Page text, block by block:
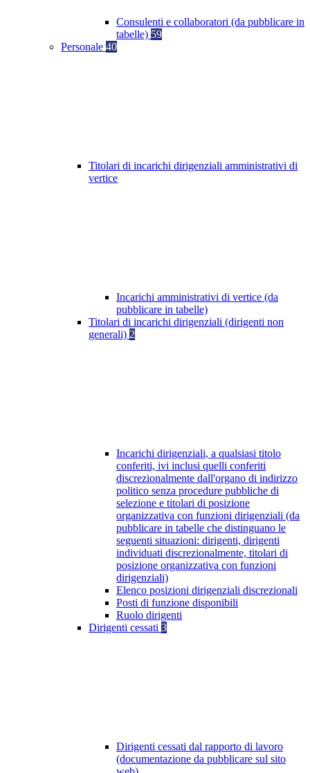
Consulenti e collaboratori (da pubblicare in
tabelle) 59
Personale 40
Titolari di incarichi dirigenziali amministrativi di
vertice
Incarichi amministrativi di vertice (da
pubblicare in tabelle)
Titolari di incarichi dirigenziali (dirigenti non
generali) 2
Incarichi dirigenziali, a qualsiasi titolo
conferiti, ivi inclusi quelli conferiti
discrezionalmente dall'organo di indirizzo
politico senza procedure pubbliche di
selezione e titolari di posizione
organizzativa con funzioni dirigenziali (da
pubblicare in tabelle che distinguano le
seguenti situazioni: dirigenti, dirigenti
individuati discrezionalmente, titolari di
posizione organizzativa con funzioni
dirigenziali)
Elenco posizioni dirigenziali discrezionali
Posti di funzione disponibili
Ruolo dirigenti
Dirigenti cessati 3
Dirigenti cessati dal rapporto di lavoro
(documentazione da pubblicare sul sito